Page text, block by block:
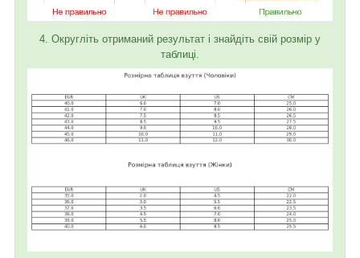
4. Округліть отриманий результат і знайдіть свій розмір у
таблиці.